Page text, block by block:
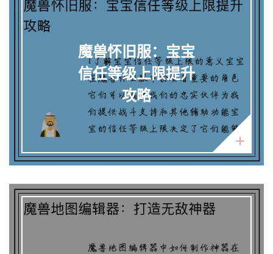
魔兽怀旧服：宝宝
信任等级上限提升
攻略